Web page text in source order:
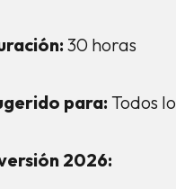
30 horas
para: Todos
2026: